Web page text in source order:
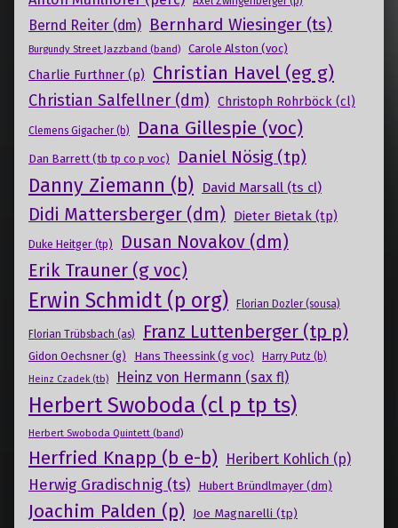
Bernd Reiter (dm) Bernhard Wiesinger (ts)
Burgundy Street Jazzband (band) Carole Alston (voc)
Charlie Furthner (p) Christian Havel (eg g)
Christian Salfellner (dm) Christoph Rohrböck (cl)
Clemens Gigacher (b) Dana Gillespie (voc)
Dan Barrett (tb tp co p voc) Daniel Nösig (tp)
Danny Ziemann (b) David Marsall (ts cl)
Didi Mattersberger (dm) Dieter Bietak (tp)
Duke Heitger (tp) Dusan Novakov (dm)
Erik Trauner (g voc)
Erwin Schmidt (p org) Florian Dozler (sousa)
Florian Trübsbach (as) Franz Luttenberger (tp p)
Gidon Oechsner (g) Hans Theessink (g voc) Harry Putz (b)
Heinz Czadek (tb) Heinz von Hermann (sax fl)
Herbert Swoboda (cl p tp ts)
Herbert Swoboda Quintett (band)
Herfried Knapp (b e-b) Heribert Kohlich (p)
Herwig Gradischnig (ts) Hubert Bründlmayer (dm)
Joachim Palden (p) Joe Magnarelli (tp)